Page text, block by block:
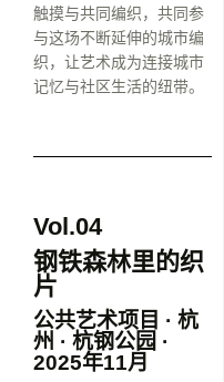
触摸与共同编织，共同参
与这场不断延伸的城市编
织，让艺术成为连接城市
记忆与社区生活的纽带。
Vol.04
钢铁森林里的织
片
公共艺术项目 · 杭
州 · 杭钢公园 ·
2025年11月